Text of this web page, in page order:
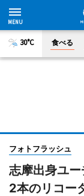
30°C 食べる
フォトフラッシュ
志摩出身ユー
2本のリコー